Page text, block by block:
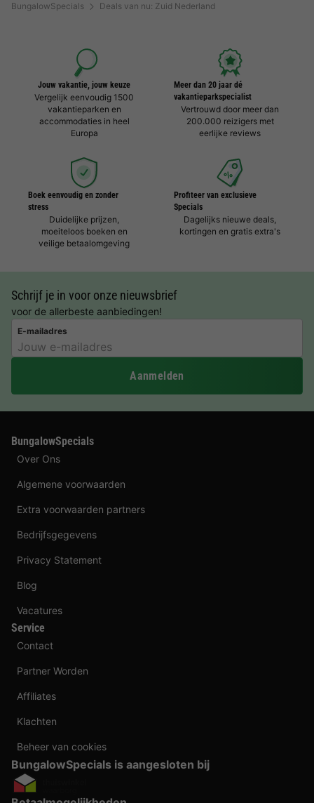
BungalowSpecials Deals van nu: Zuid Nederland
Jouw vakantie, jouw keuze
Vergelijk eenvoudig 1500
vakantieparken en
accommodaties in heel
Europa
Meer dan 20 jaar dé
vakantieparkspecialist
Vertrouwd door meer dan
200.000 reizigers met
eerlijke reviews
Boek eenvoudig en zonder
stress
Duidelijke prijzen,
moeiteloos boeken en
veilige betaalomgeving
Profiteer van exclusieve
Specials
Dagelijks nieuwe deals,
kortingen en gratis extra's
Schrijf je in voor onze nieuwsbrief
voor de allerbeste aanbiedingen!
E-mailadres
Aanmelden
BungalowSpecials
Over Ons
Algemene voorwaarden
Extra voorwaarden partners
Bedrijfsgegevens
Privacy Statement
Blog
Vacatures
Service
Contact
Partner Worden
Affiliates
Klachten
Beheer van cookies
BungalowSpecials is aangesloten bij